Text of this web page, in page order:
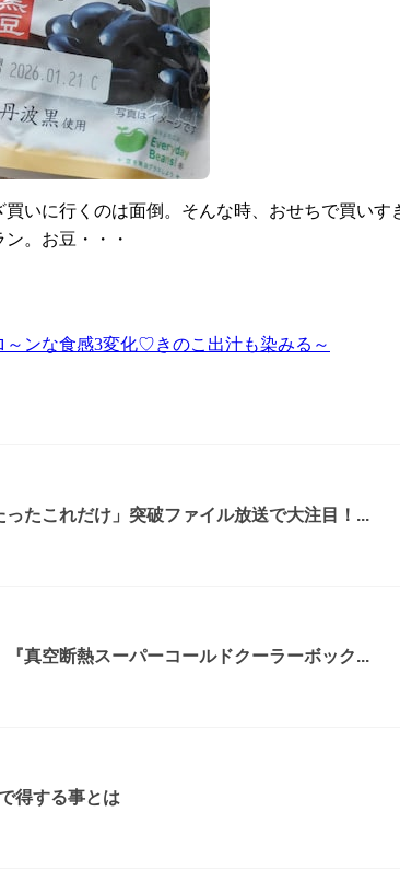
いに行くのは面倒。そんな時、おせちで買い
。お豆・・・
～ンな食感3変化♡きのこ出汁も染みる～
たこれだけ」突破ファイル放送で大注目！...
真空断熱スーパーコールドクーラーボック...
得する事とは